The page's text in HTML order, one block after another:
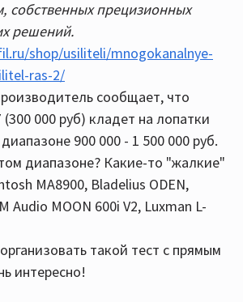
собственных прецизионных
решений.
shop/usiliteli/mnogokanalnye-
ras-2/
сообщает, что
000 руб) кладет на лопатки
900 000 - 1 500 000 руб.
диапазоне? Какие-то "жалкие"
MA8900, Bladelius ODEN,
Audio MOON 600i V2, Luxman L-
такой тест с прямым
интересно!